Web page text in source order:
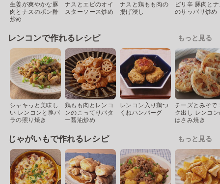
生姜が爽やかな豚
肉とナスのポン酢
炒め
ナスとエビのオイ
スターソース炒め
ナスと鶏もも肉の
揚げ浸し
ピリ辛 豚肉と
のサッパリ炒め
レンコンで作れるレシピ もっと見る
シャキっと美味し
い レンコンと豚バ
ラの照り焼き
鶏もも肉とレンコ
ンのこってりバタ
ー醤油炒め
レンコン入り鶏つ
くねハンバーグ
チーズとみそで
ク出し レンコ
はさみ焼き
じゃがいもで作れるレシピ もっと見る